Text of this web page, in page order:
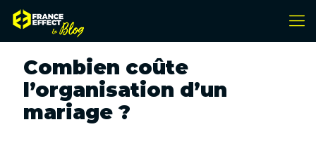
Combien coûte
l’organisation d’un
mariage ?